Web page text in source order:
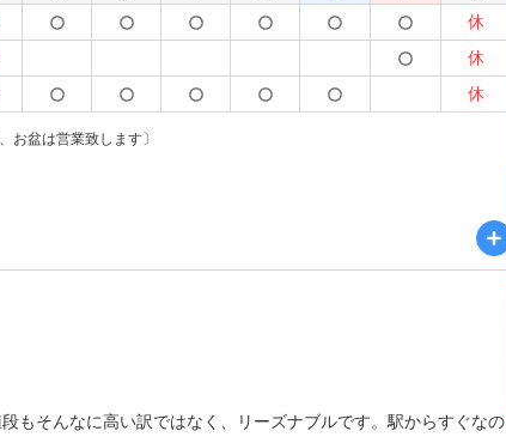
休
休
休
お盆は営業致します〕
もそんなに高い訳ではなく、リーズナブルです。駅からすぐなの